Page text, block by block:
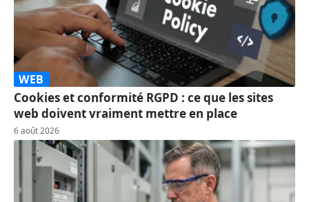
WEB
Cookies et conformité RGPD : ce que les sites
web doivent vraiment mettre en place
6 août 2026